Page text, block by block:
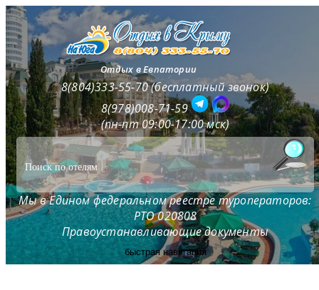
Отдых в Евпатории
8(804)333-55-70 (бесплатный звонок)
8(978)008-71-59
(пн-пт 09:00-17:00 мск)
Мы в Едином федеральном реестре туроператоров:
РТО 020808
Правоустанавливающие документы
быстрая навигация